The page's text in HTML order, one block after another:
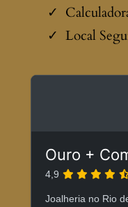
Local
Ouro +
4,9
Joalheria no Rio